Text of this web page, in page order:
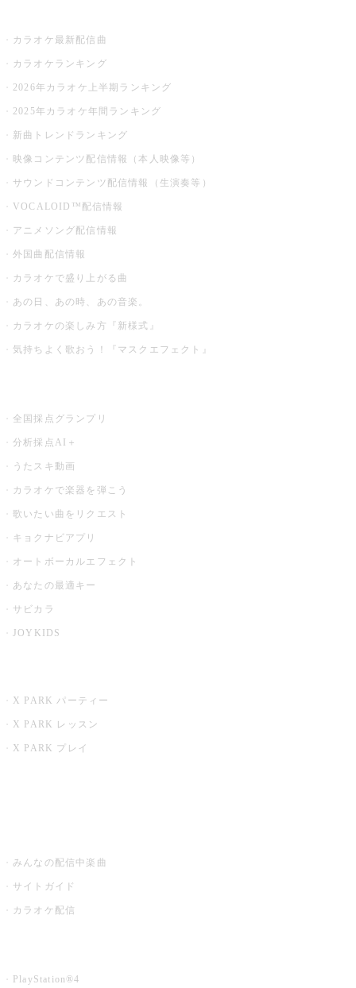
カラオケ最新配信曲
カラオケランキング
2026年カラオケ上半期ランキング
2025年カラオケ年間ランキング
新曲トレンドランキング
映像コンテンツ配信情報（本人映像等）
サウンドコンテンツ配信情報（生演奏等）
VOCALOID™配信情報
アニメソング配信情報
外国曲配信情報
カラオケで盛り上がる曲
あの日、あの時、あの音楽。
カラオケの楽しみ方『新様式』
気持ちよく歌おう！『マスクエフェクト』
全国採点グランプリ
分析採点AI＋
うたスキ動画
カラオケで楽器を弾こう
歌いたい曲をリクエスト
キョクナビアプリ
オートボーカルエフェクト
あなたの最適キー
サビカラ
JOYKIDS
X PARK パーティー
X PARK レッスン
X PARK プレイ
みんなの配信中楽曲
サイトガイド
カラオケ配信
PlayStation®4